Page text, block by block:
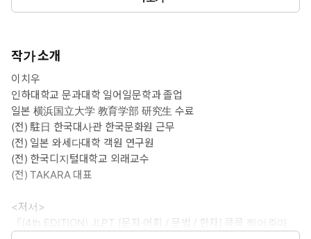
작가 소개
이치우
인하대학교 문과대학 일어일문학과 졸업
일본 横浜国立大学 教育学部 研究生 수료
(전) 駐日 한국대사관 한국문화원 근무
(전) 일본 와세다대학 객원 연구원
(전) 한국디지털대학교 외래교수
(전) TAKARA 대표
<저서>
『(4th EDITION) JLPT [문자·어휘 / 문법 / 한자] 콕콕 찍어주마